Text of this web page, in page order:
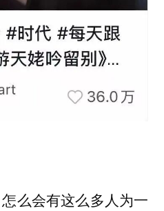
么会有这么多人为一